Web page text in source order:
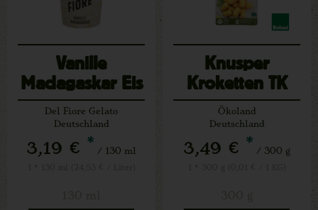
Vanille
Madagaskar Eis
Del Fiore Gelato
Deutschland
3,19 € * / 130 ml
Knusper
Kroketten TK
Ökoland
Deutschland
3,49 € * / 300 g